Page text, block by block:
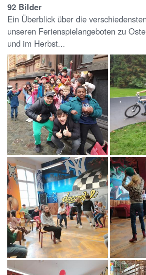
92 Bilder
Ein Überblick über die
unseren Ferienspielangeboten zu
und im Herbst...